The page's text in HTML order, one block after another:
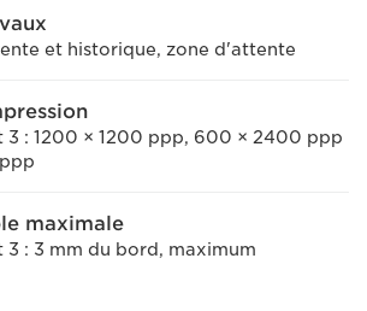
et historique, zone d'attente
3 : 1200 × 1200 ppp, 600 × 2400 ppp
maximale
3 : 3 mm du bord, maximum